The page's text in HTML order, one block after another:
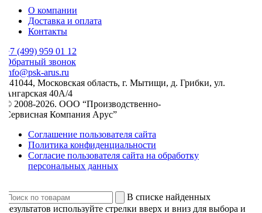
О компании
Доставка и оплата
Контакты
(499) 959 01 12
звонок
arus.ru
Московская область, г. Мытищи, д. Грибки, ул.
40А/4
2008-2026. ООО “Производственно-
Компания Арус”
Соглашение пользователя сайта
Политика конфиденциальности
Согласие пользователя сайта на обработку
персональных данных
В списке найденных
используйте стрелки вверх и вниз для выбора и